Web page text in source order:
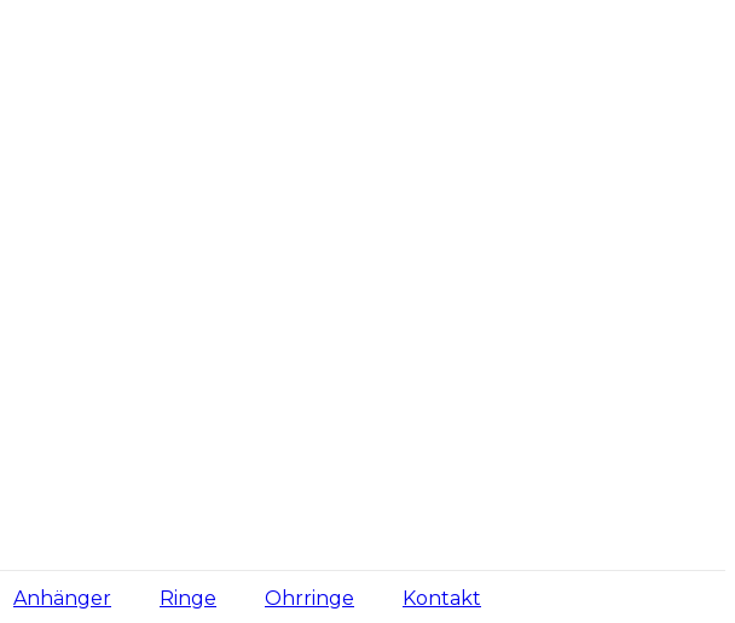
Anhänger Ringe Ohrringe Kontakt